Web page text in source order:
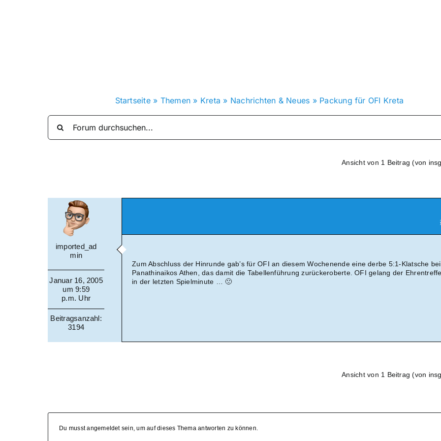
Startseite» Themen » Kreta » Nachrichten & Neues » Packung für OFI Kreta
Ansicht von 1 Beitrag (von
imported_ad
min
Januar 16, 2005
um 9:59
p.m. Uhr
Beitragsanzahl:
3194
Zum Abschluss der Hinrunde gab’s für OFI an diesem Wochenende eine derbe 5:1-Klatsche bei
Panathinaikos Athen, das damit die Tabellenführung zurückeroberte. OFI gelang der
in der letzten Spielminute … 🙁
Ansicht von 1 Beitrag (von
Du musst angemeldet sein, um auf dieses Thema antworten zu können.